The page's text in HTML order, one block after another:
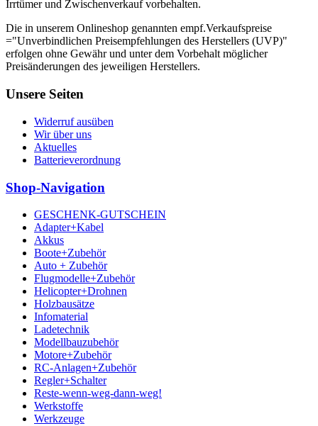
Irrtümer und Zwischenverkauf vorbehalten.
Die in unserem Onlineshop genannten empf.Verkaufspreise
="Unverbindlichen Preisempfehlungen des Herstellers (UVP)"
erfolgen ohne Gewähr und unter dem Vorbehalt möglicher
Preisänderungen des jeweiligen Herstellers.
Unsere Seiten
Widerruf ausüben
Wir über uns
Aktuelles
Batterieverordnung
Shop-Navigation
GESCHENK-GUTSCHEIN
Adapter+Kabel
Akkus
Boote+Zubehör
Auto + Zubehör
Flugmodelle+Zubehör
Helicopter+Drohnen
Holzbausätze
Infomaterial
Ladetechnik
Modellbauzubehör
Motore+Zubehör
RC-Anlagen+Zubehör
Regler+Schalter
Reste-wenn-weg-dann-weg!
Werkstoffe
Werkzeuge